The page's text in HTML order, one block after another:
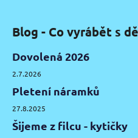
Blog - Co vyrábět s
Dovolená 2026
2.7.2026
Pletení náramků
27.8.2025
Šijeme z filcu - kytičky